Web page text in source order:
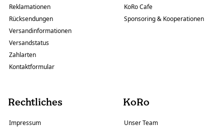
Reklamationen
Rücksendungen
Versandinformationen
Versandstatus
Zahlarten
Kontaktformular
KoRo Cafe
Sponsoring & Kooperationen
Rechtliches
Impressum
KoRo
Unser Team